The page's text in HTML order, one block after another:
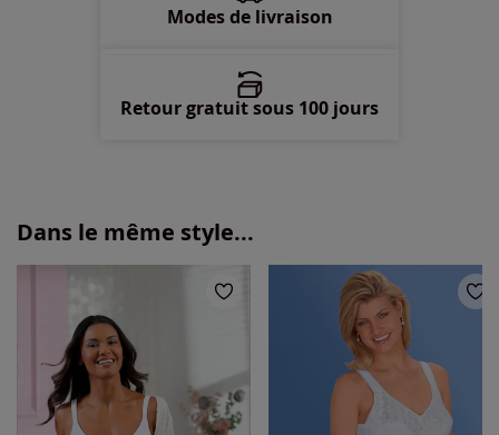
Modes de livraison
Retour gratuit sous 100 jours
Dans le même style...